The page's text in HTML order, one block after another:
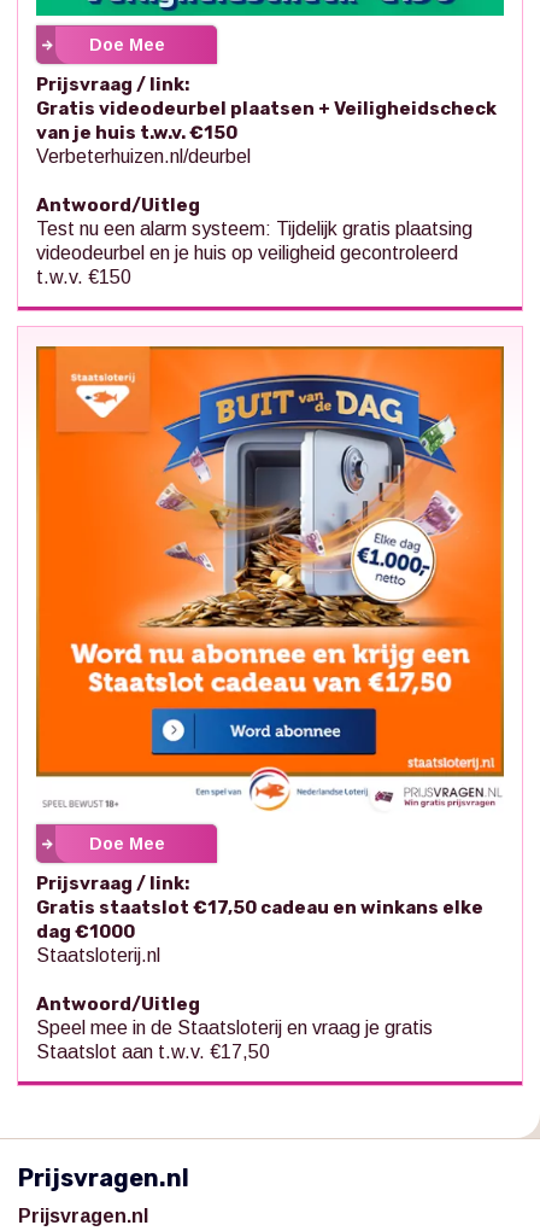
Doe Mee
Prijsvraag / link:
Gratis videodeurbel plaatsen + Veiligheidscheck
van je huis t.w.v. €150
Verbeterhuizen.nl/deurbel
Antwoord/Uitleg
Test nu een alarm systeem: Tijdelijk gratis plaatsing
videodeurbel en je huis op veiligheid gecontroleerd
t.w.v. €150
Doe Mee
Prijsvraag / link:
Gratis staatslot €17,50 cadeau en winkans elke
dag €1000
Staatsloterij.nl
Antwoord/Uitleg
Speel mee in de Staatsloterij en vraag je gratis
Staatslot aan t.w.v. €17,50
Prijsvragen.nl
Prijsvragen.nl